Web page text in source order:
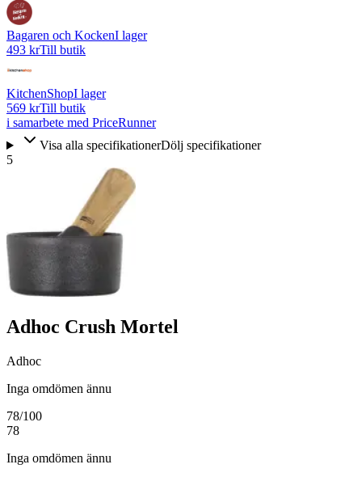
Bagaren och KockenI lager
493 krTill butik
KitchenShopI lager
569 krTill butik
i samarbete med PriceRunner
Visa alla specifikationerDölj specifikationer
5
Adhoc Crush Mortel
Adhoc
Inga omdömen ännu
78/100
78
Inga omdömen ännu